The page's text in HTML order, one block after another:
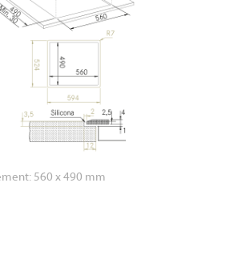
560 x 490 mm